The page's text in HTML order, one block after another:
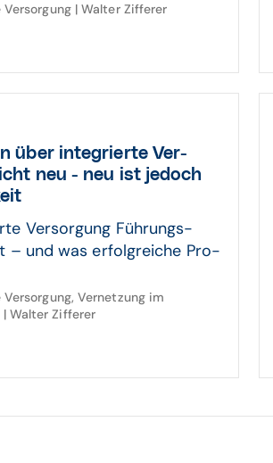
Versorgung | Walter Zifferer
über inte­grierte Ver­
neu - neu ist jedoch
Ver­sorgung Führungs­
– und was erfolg­reiche Pro­
Versorgung, Vernetzung im
Walter Zifferer